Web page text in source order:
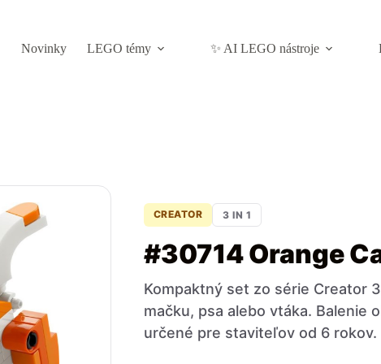
Novinky
LEGO témy ✨ AI LEGO nástroje
CREATOR 3 IN 1
#30714 Orange
Kompaktný set zo série Creator
mačku, psa alebo vtáka. Balenie
určené pre staviteľov od 6 rokov.